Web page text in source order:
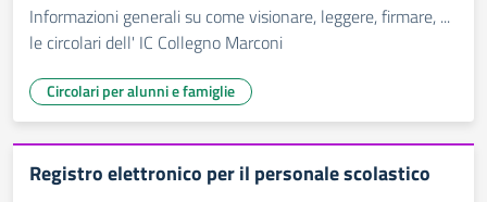
Informazioni generali su come visionare, leggere, firmare, ...
le circolari dell' IC Collegno Marconi
Circolari per alunni e famiglie
Registro elettronico per il personale scolastico